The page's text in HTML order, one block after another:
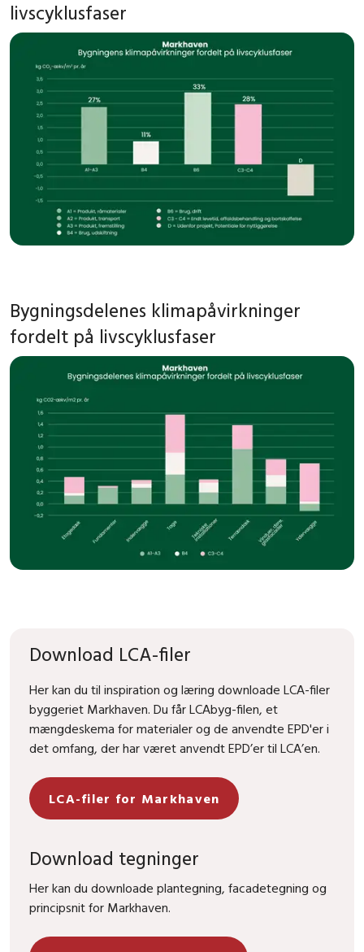
livscyklusfaser
Bygningsdelenes klimapåvirkninger
fordelt på livscyklusfaser
Download LCA-filer
Her kan du til inspiration og læring downloade LCA-filer
byggeriet Markhaven. Du får LCAbyg-filen, et
mængdeskema for materialer og de anvendte EPD'er i
det omfang, der har været anvendt EPD’er til LCA’en.
LCA-filer for Markhaven
Download tegninger
Her kan du downloade plantegning, facadetegning og
principsnit for Markhaven.